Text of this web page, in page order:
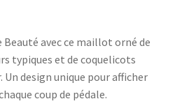
Beauté avec ce maillot orné de
typiques et de coquelicots
design unique pour afficher
coup de pédale.